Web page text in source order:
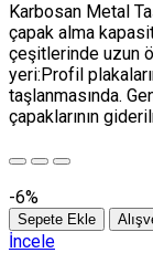
Karbosan Metal
çapak alma
çeşitlerinde uzun
yeri:Profil
taşlanmasında.
çapaklarının
-6%
Sepete Ekle
İncele